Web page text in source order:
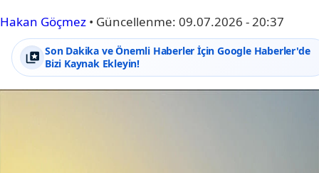
Hakan Göçmez • Güncellenme: 09.07.2026 - 20:37
Son Dakika ve Önemli Haberler İçin Google Haberler'de
Bizi Kaynak Ekleyin!